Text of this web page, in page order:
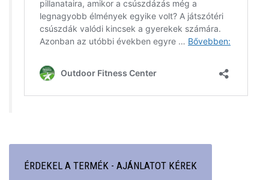
ÉRDEKEL A TERMÉK - AJÁNLATOT KÉREK